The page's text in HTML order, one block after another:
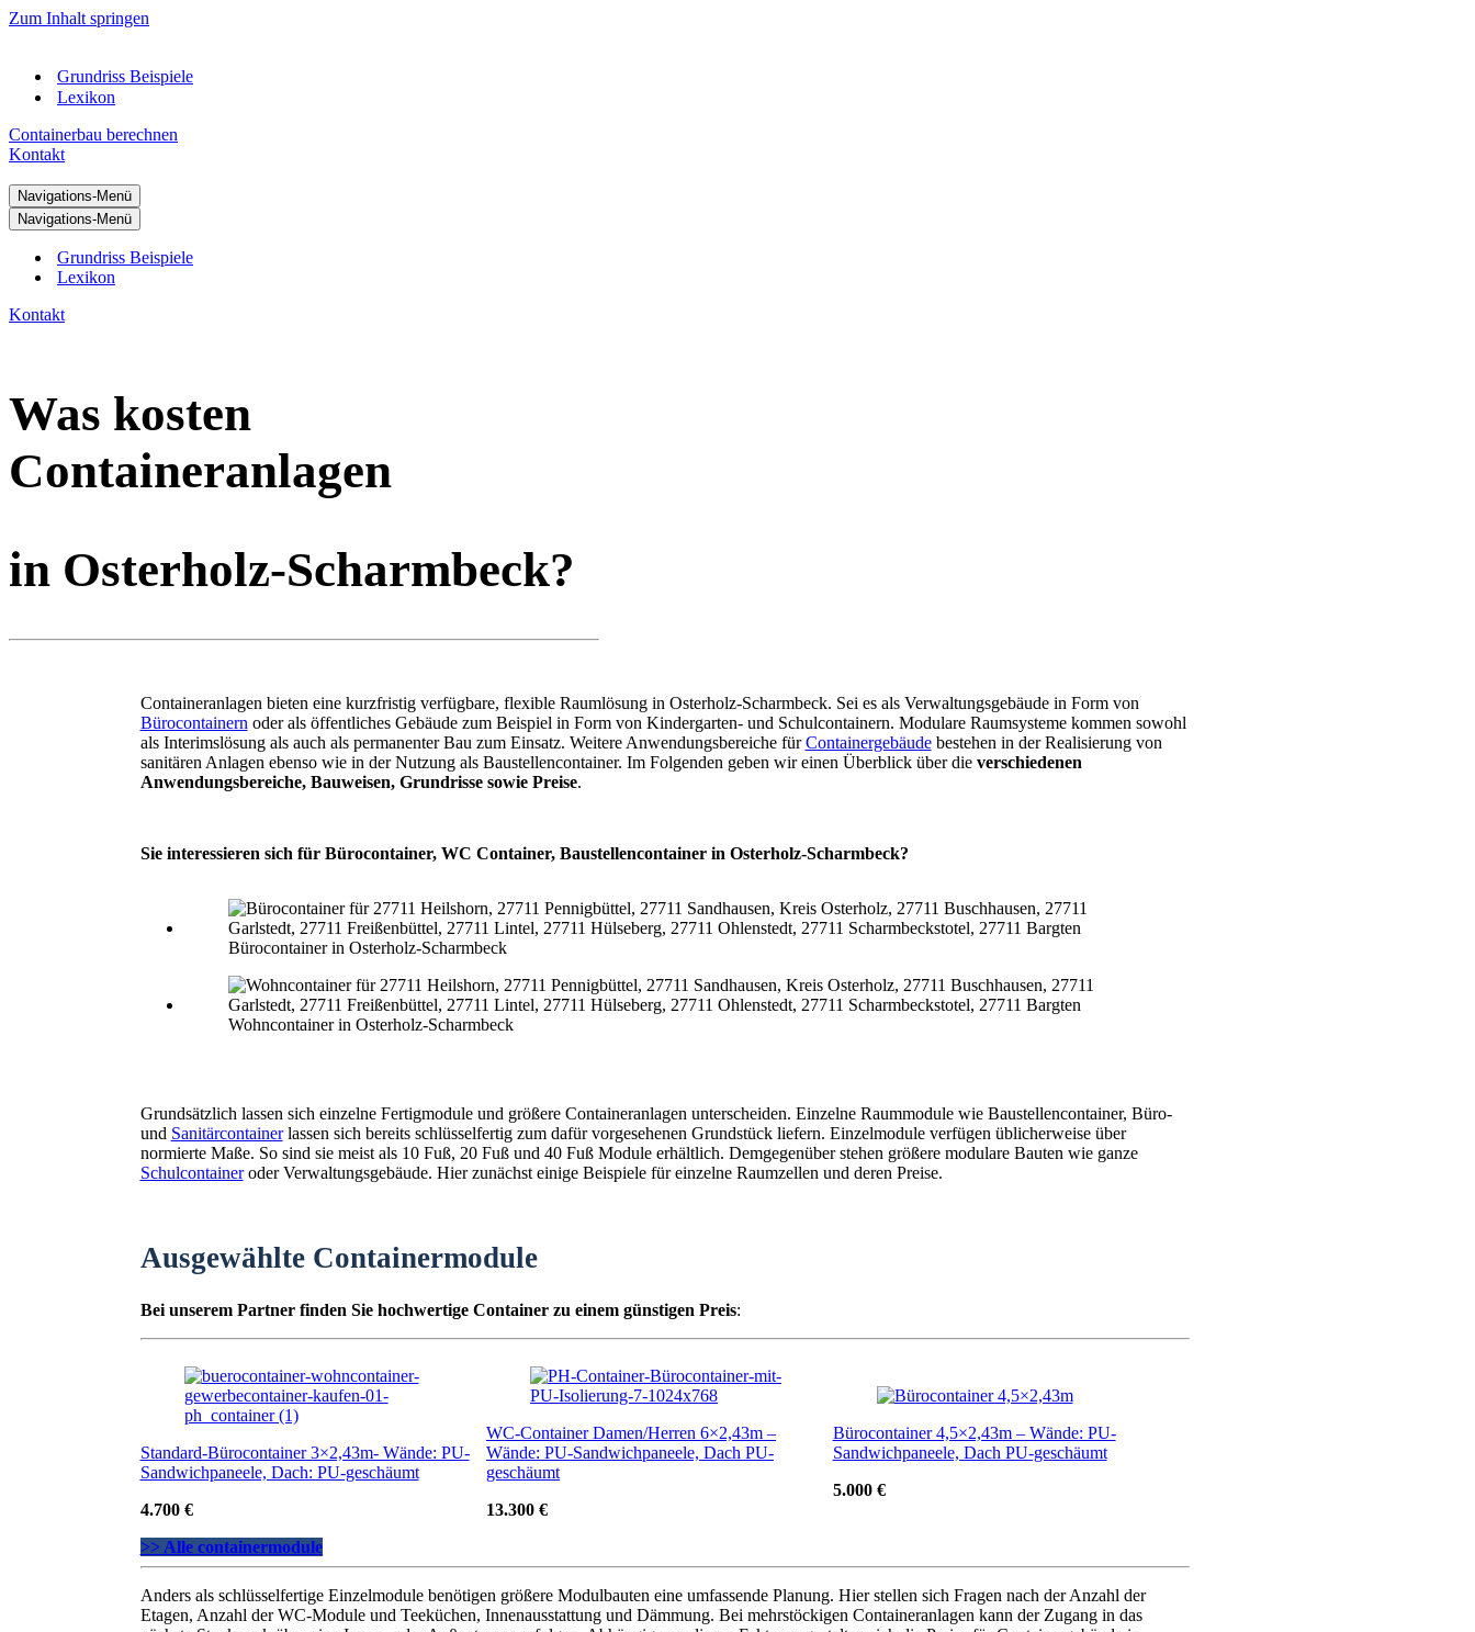
Zum Inhalt springen
Grundriss Beispiele
Lexikon
Containerbau berechnen
Kontakt
Navigations-Menü
Navigations-Menü
Grundriss Beispiele
Lexikon
Kontakt
Was kosten
Containeranlagen
in Osterholz-Scharmbeck?
Containeranlagen bieten eine kurzfristig verfügbare, flexible Raumlösung in Osterholz-Scharmbeck. Sei es als Verwaltungsgebäude in Form von
Bürocontainern oder als öffentliches Gebäude zum Beispiel in Form von Kindergarten- und Schulcontainern. Modulare Raumsysteme kommen sowohl
als Interimslösung als auch als permanenter Bau zum Einsatz. Weitere Anwendungsbereiche fürContainergebäudebestehen in der Realisierung von
sanitären Anlagen ebenso wie in der Nutzung als Baustellencontainer. Im Folgenden geben wir einen Überblick über die verschiedenen
Anwendungsbereiche, Bauweisen, Grundrisse sowie Preise.
Sie interessieren sich für Bürocontainer, WC Container, Baustellencontainer in Osterholz-Scharmbeck?
Bürocontainer in Osterholz-Scharmbeck
Wohncontainer in Osterholz-Scharmbeck
Grundsätzlich lassen sich einzelne Fertigmodule und größere Containeranlagen unterscheiden. Einzelne Raummodule wie Baustellencontainer, Büro-
und Sanitärcontainerlassen sich bereits schlüsselfertig zum dafür vorgesehenen Grundstück liefern. Einzelmodule verfügen üblicherweise über
normierte Maße. So sind sie meist als 10 Fuß, 20 Fuß und 40 Fuß Module erhältlich. Demgegenüber stehen größere modulare Bauten wie ganze
Schulcontaineroder Verwaltungsgebäude. Hier zunächst einige Beispiele für einzelne Raumzellen und deren Preise.
Ausgewählte Containermodule
Bei unserem Partner finden Sie hochwertige Container zu einem günstigen Preis:
Standard-Bürocontainer 3×2,43m- Wände: PU-
Sandwichpaneele, Dach: PU-geschäumt
4.700 €
WC-Container Damen/Herren 6×2,43m –
Wände: PU-Sandwichpaneele, Dach PU-
geschäumt
13.300 €
Bürocontainer 4,5×2,43m – Wände: PU-
Sandwichpaneele, Dach PU-geschäumt
5.000 €
>> Alle containermodule
Anders als schlüsselfertige Einzelmodule benötigen größere Modulbauten eine umfassende Planung. Hier stellen sich Fragen nach der Anzahl der
Etagen, Anzahl der WC-Module und Teeküchen, Innenausstattung und Dämmung. Bei mehrstöckigen Containeranlagen kann der Zugang in das